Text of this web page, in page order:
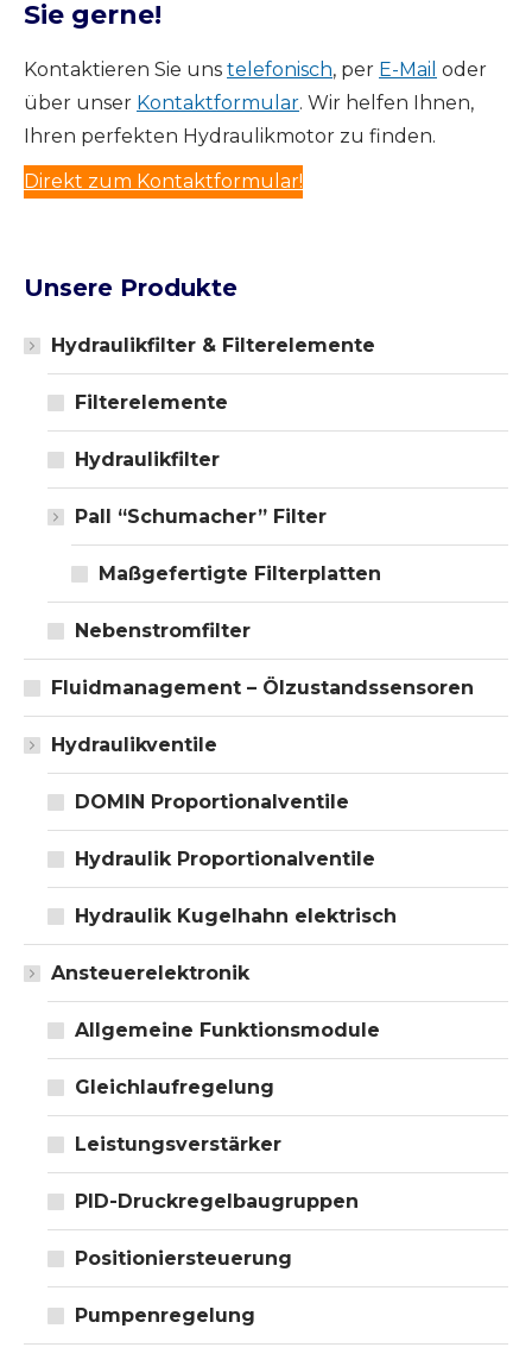
Sie gerne!
Kontaktieren Sie uns telefonisch, per E-Mail oder
über unser Kontaktformular. Wir helfen Ihnen,
Ihren perfekten Hydraulikmotor zu finden.
Direkt zum Kontaktformular!
Unsere Produkte
Hydraulikfilter & Filterelemente
Filterelemente
Hydraulikfilter
Pall “Schumacher” Filter
Maßgefertigte Filterplatten
Nebenstromfilter
Fluidmanagement – Ölzustandssensoren
Hydraulikventile
DOMIN Proportionalventile
Hydraulik Proportionalventile
Hydraulik Kugelhahn elektrisch
Ansteuerelektronik
Allgemeine Funktionsmodule
Gleichlaufregelung
Leistungsverstärker
PID-Druckregelbaugruppen
Positioniersteuerung
Pumpenregelung